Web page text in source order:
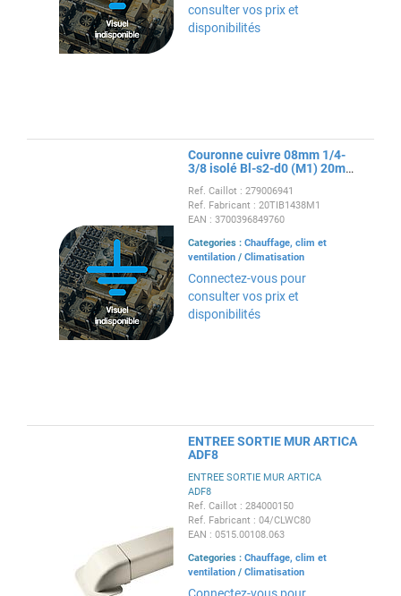
consulter vos prix et
disponibilités
Couronne cuivre 08mm 1/4-
3/8 isolé Bl-s2-d0 (M1) 20m
Ref. Caillot : 279006941
Ref. Fabricant : 20TIB1438M1
EAN : 3700396849760
Categories : Chauffage, clim et
ventilation / Climatisation
Connectez-vous pour
consulter vos prix et
disponibilités
ENTREE SORTIE MUR ARTICA
ADF8
ENTREE SORTIE MUR ARTICA
ADF8
Ref. Caillot : 284000150
Ref. Fabricant : 04/CLWC80
EAN : 0515.00108.063
Categories : Chauffage, clim et
ventilation / Climatisation